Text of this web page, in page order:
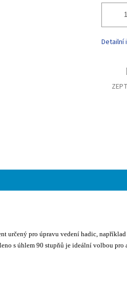
Detailní
určený pro úpravu vedení hadic, například
s úhlem 90 stupňů je ideální volbou pro